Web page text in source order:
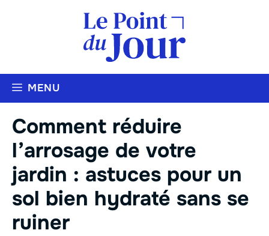
MENU
Comment réduire
l’arrosage de votre
jardin : astuces pour un
sol bien hydraté sans se
ruiner